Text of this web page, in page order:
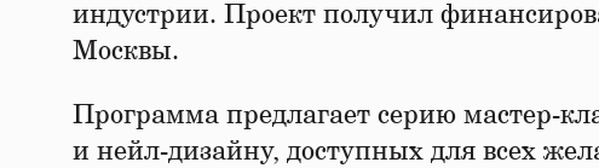
индустрии. Проект получил
Москвы.
Программа предлагает серию мастер-
и нейл-дизайну, доступных для всех